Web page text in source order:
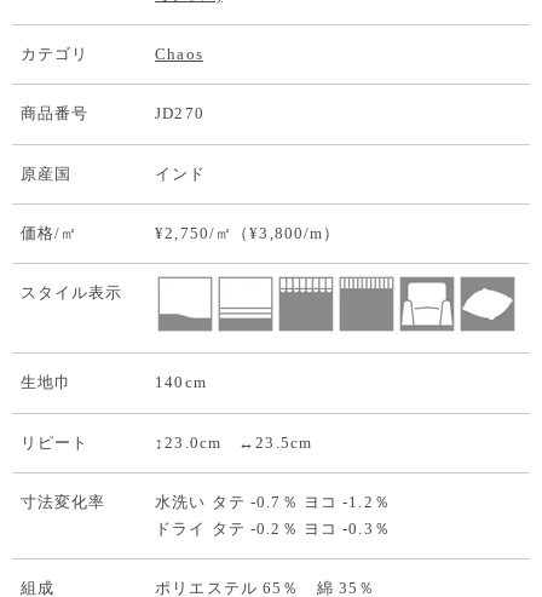
カテゴリ Chaos
商品番号 JD270
原産国 インド
価格/㎡ ¥2,750/㎡（¥3,800/m）
スタイル表示
生地巾 140cm
リピート ↕23.0cm ↔23.5cm
寸法変化率
水洗い タテ -0.7％ ヨコ -1.2％
ドライ タテ -0.2％ ヨコ -0.3％
組成 ポリエステル 65％ 綿 35％